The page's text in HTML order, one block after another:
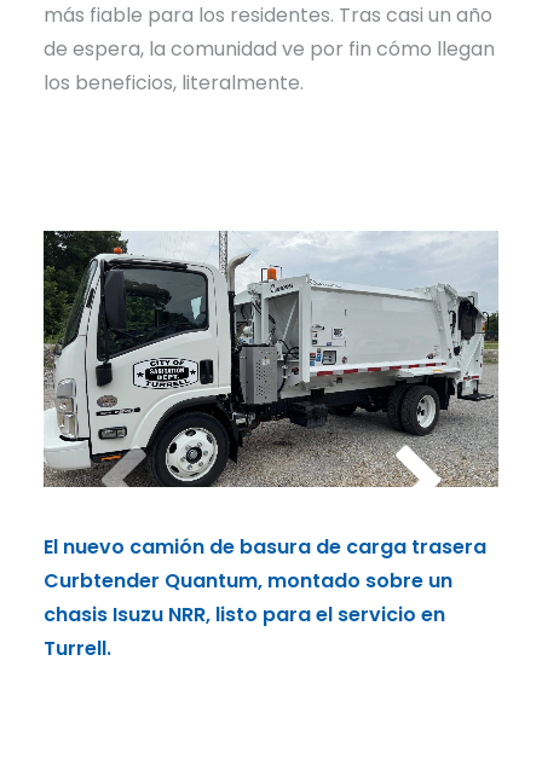
más fiable para los residentes. Tras casi un año
de espera, la comunidad ve por fin cómo llegan
los beneficios, literalmente.
El nuevo camión de basura de carga trasera
Curbtender Quantum, montado sobre un
chasis Isuzu NRR, listo para el servicio en
Turrell.